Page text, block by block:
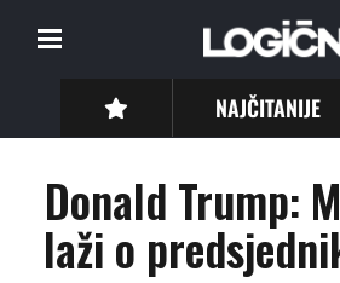
NAJČITANIJE
Donald Trump:
laži o